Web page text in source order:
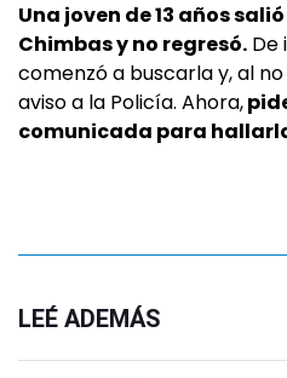
Una joven de 13 años
Chimbas y no regresó. De
comenzó a buscarla y, al
aviso a la Policía. Ahora,
comunicada para
LEÉ ADEMÁS